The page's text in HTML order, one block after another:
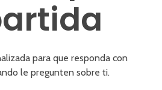
para que responda con
le pregunten sobre ti.